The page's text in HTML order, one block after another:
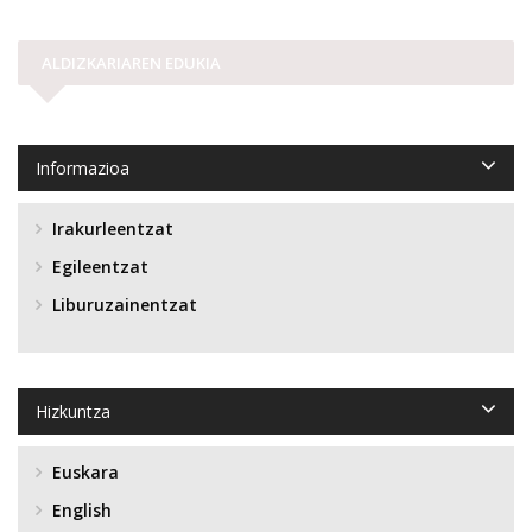
ALDIZKARIAREN EDUKIA
Informazioa
Irakurleentzat
Egileentzat
Liburuzainentzat
Hizkuntza
Euskara
English